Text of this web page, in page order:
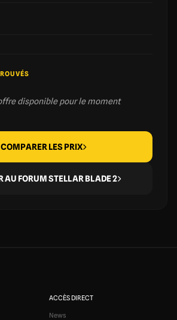
disponible pour le moment
COMPARER LES PRIX
AU FORUM STELLAR BLADE 2
ACCÈS DIRECT
News